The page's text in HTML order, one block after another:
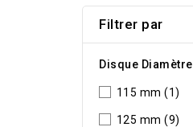
Filtrer par
Disque Diamètre
115 mm (1)
125 mm (9)